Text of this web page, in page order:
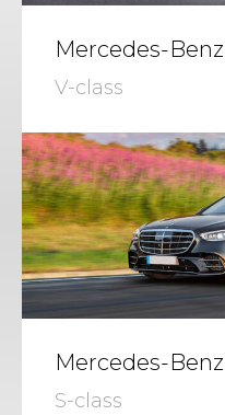
Mercedes-Benz
V-class
Mercedes-Benz
S-class